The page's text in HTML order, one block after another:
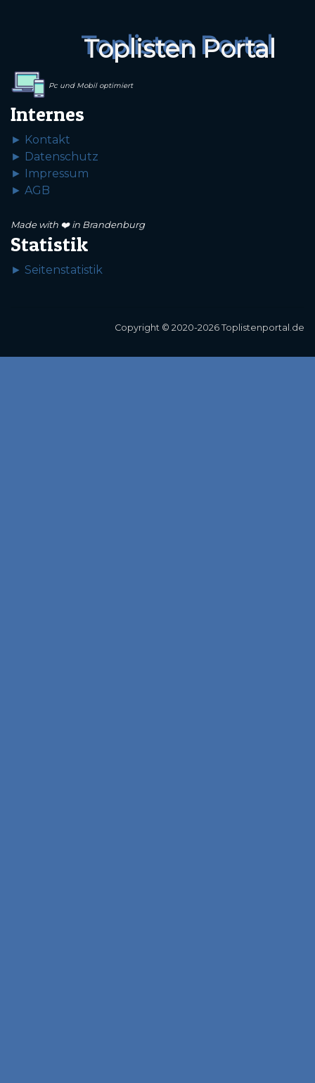
Toplisten Portal
Pc und Mobil optimiert
Internes
► Kontakt
► Datenschutz
► Impressum
► AGB
Made with ❤️ in Brandenburg
Statistik
► Seitenstatistik
Copyright © 2020-2026 Toplistenportal.de